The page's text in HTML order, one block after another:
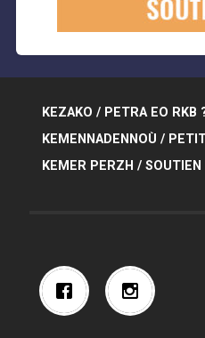
KEZAKO / PETRA EO RKB
KEMENNADENNOÙ /
KEMER PERZH / SOUTIEN